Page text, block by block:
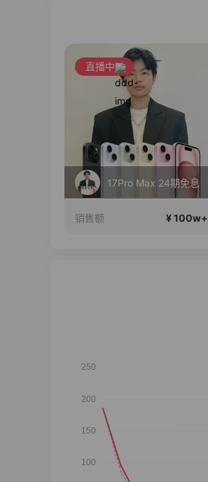
直播中
17Pro Max 24期免息
销售额 ¥ 100w+